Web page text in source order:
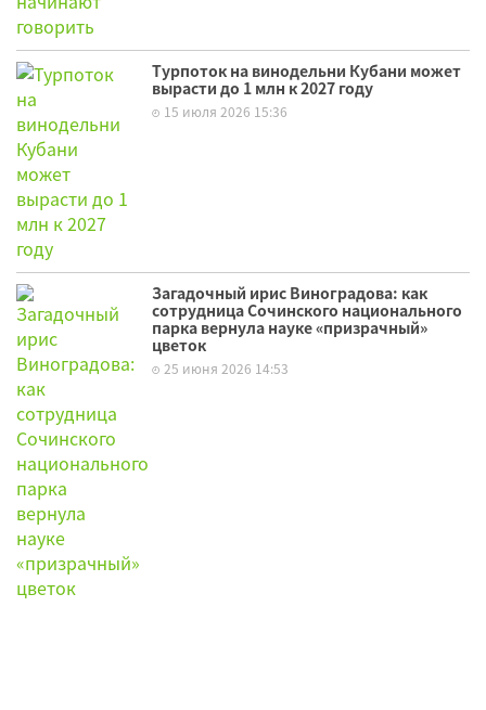
Турпоток на винодельни Кубани может
вырасти до 1 млн к 2027 году
15 июля 2026 15:36
Загадочный ирис Виноградова: как
сотрудница Сочинского национального
парка вернула науке «призрачный»
цветок
25 июня 2026 14:53